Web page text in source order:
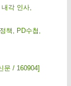
각 인사,
책, PD수첩,
문 / 160904]